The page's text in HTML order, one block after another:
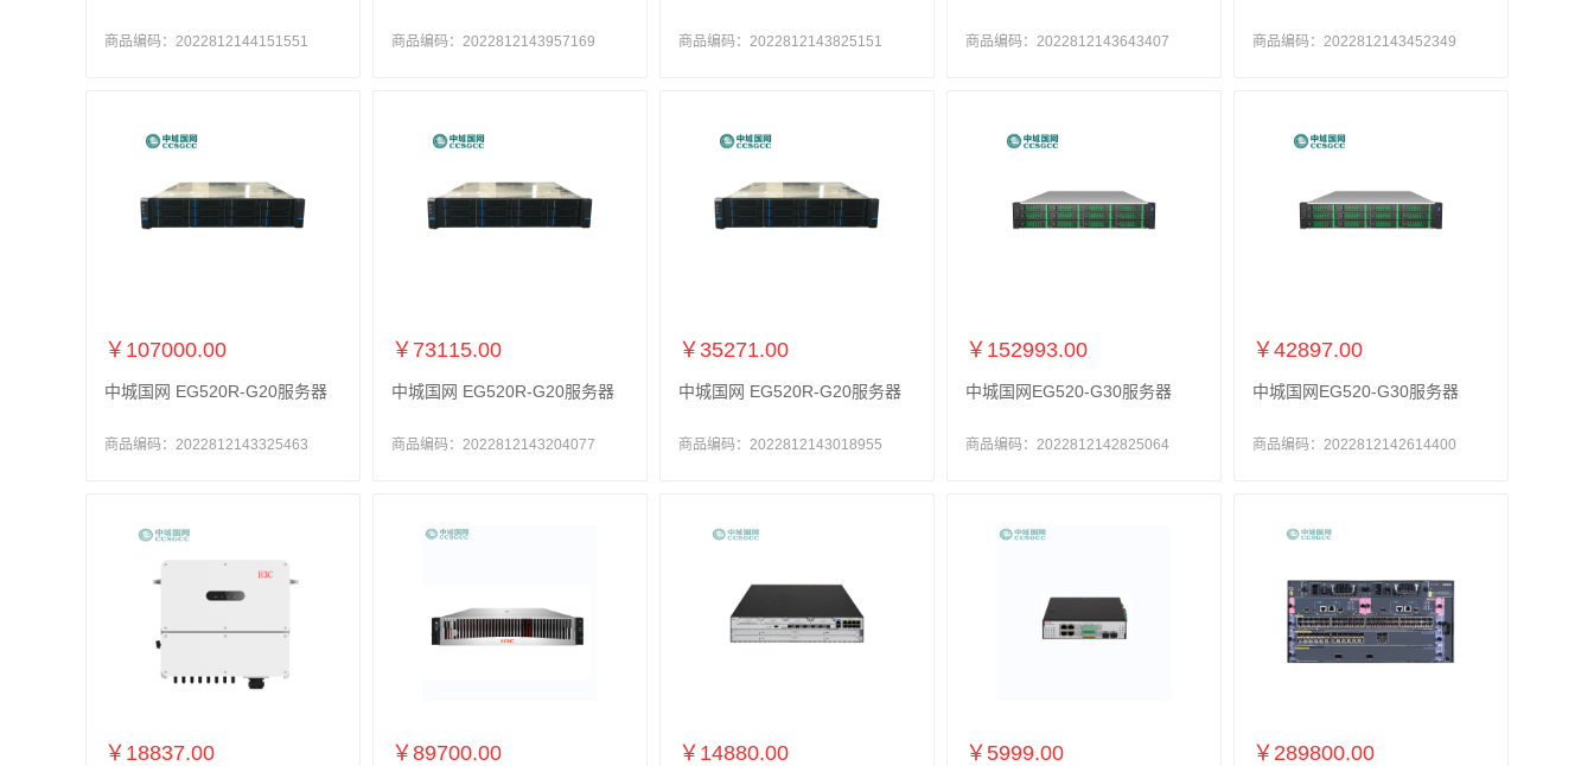
商品编码：2022812144151551 商品编码：2022812143957169 商品编码：2022812143825151 商品编码：2022812143643407 商品编码：2022812143452349
￥107000.00
中城国网 EG520R-G20服务器
商品编码：2022812143325463
￥73115.00
中城国网 EG520R-G20服务器
商品编码：2022812143204077
￥35271.00
中城国网 EG520R-G20服务器
商品编码：2022812143018955
￥152993.00
中城国网EG520-G30服务器
商品编码：2022812142825064
￥42897.00
中城国网EG520-G30服务器
商品编码：2022812142614400
￥18837.00 ￥89700.00 ￥14880.00 ￥5999.00 ￥289800.00